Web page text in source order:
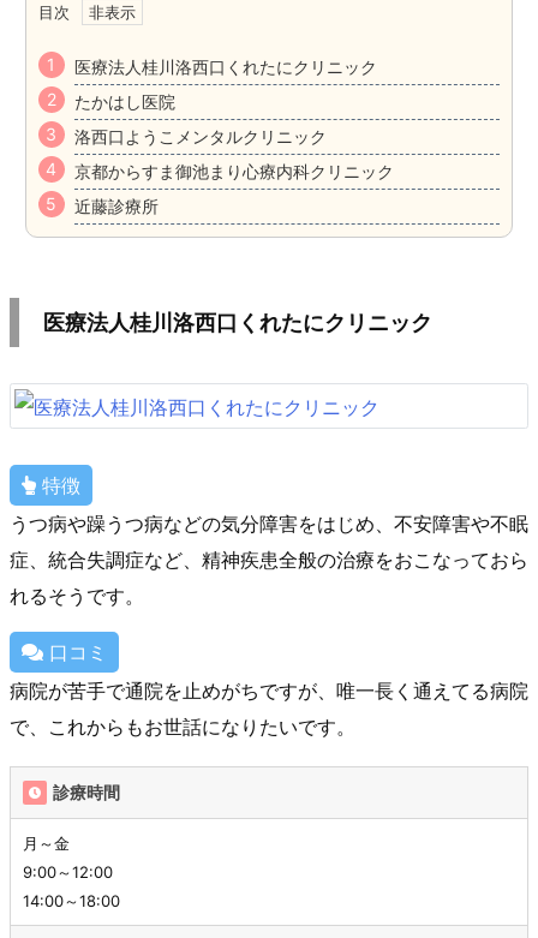
目次
医療法人桂川洛西口くれたにクリニック
たかはし医院
洛西口ようこメンタルクリニック
京都からすま御池まり心療内科クリニック
近藤診療所
医療法人桂川洛西口くれたにクリニック
特徴
うつ病や躁うつ病などの気分障害をはじめ、不安障害や不眠
症、統合失調症など、精神疾患全般の治療をおこなっておら
れるそうです。
口コミ
病院が苦手で通院を止めがちですが、唯一長く通えてる病院
で、これからもお世話になりたいです。
診療時間
月～金
9:00～12:00
14:00～18:00